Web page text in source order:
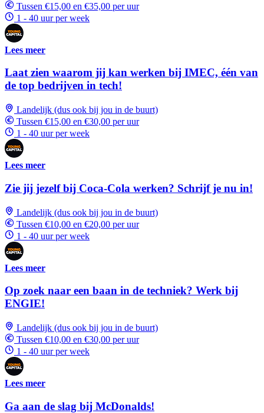
Tussen €15,00 en €35,00 per uur
1 - 40 uur per week
Lees meer
Laat zien waarom jij kan werken bij IMEC, één van
de top bedrijven in tech!
Landelijk (dus ook bij jou in de buurt)
Tussen €15,00 en €30,00 per uur
1 - 40 uur per week
Lees meer
Zie jij jezelf bij Coca-Cola werken? Schrijf je nu in!
Landelijk (dus ook bij jou in de buurt)
Tussen €10,00 en €20,00 per uur
1 - 40 uur per week
Lees meer
Op zoek naar een baan in de techniek? Werk bij
ENGIE!
Landelijk (dus ook bij jou in de buurt)
Tussen €10,00 en €30,00 per uur
1 - 40 uur per week
Lees meer
Ga aan de slag bij McDonalds!